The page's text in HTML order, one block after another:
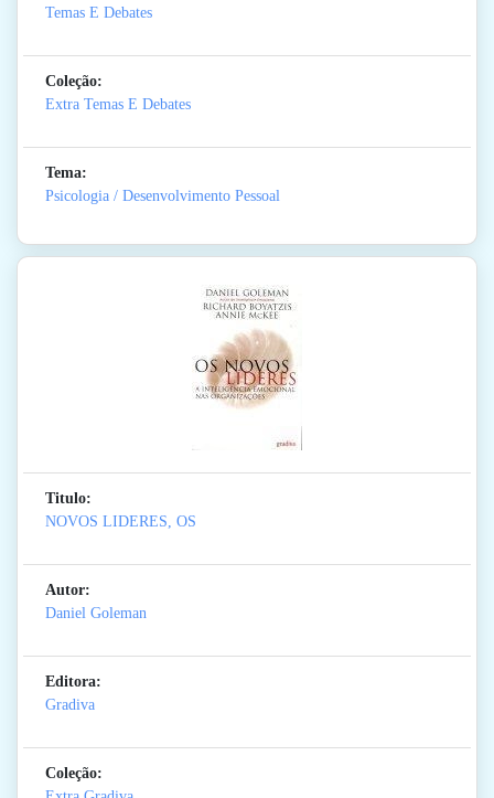
Temas E Debates
Coleção:
Extra Temas E Debates
Tema:
Psicologia / Desenvolvimento Pessoal
Titulo:
NOVOS LIDERES, OS
Autor:
Daniel Goleman
Editora:
Gradiva
Coleção: